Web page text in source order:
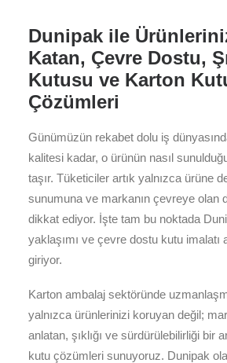
Dunipak ile
Katan, Çevre Dostu,
Kutusu ve Karton
Çözümleri
Günümüzün rekabet dolu iş
kalitesi kadar, o ürünün nasıl
taşır. Tüketiciler artık yalnızca ürüne
sunumuna ve markanın çevreye olan
dikkat ediyor. İşte tam bu noktada
yaklaşımı ve çevre dostu kutu imalatı
giriyor.
Karton ambalaj sektöründe
yalnızca ürünlerinizi koruyan değil;
anlatan, şıklığı ve sürdürülebilirliği bir
kutu çözümleri sunuyoruz. Dunipak